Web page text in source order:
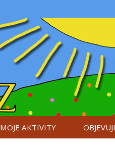
MOJE AKTIVITY OBJEVUJI